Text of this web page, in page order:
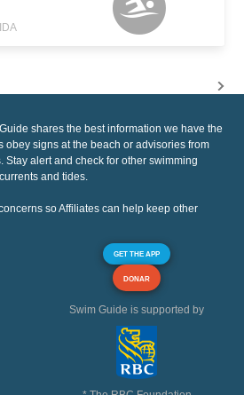
shares the best information we have the
obey signs at the beach or advisories from
alert and check for other swimming
and tides.
so Affiliates can help keep other
GET THE APP
DONAR
Swim Guide is supported by